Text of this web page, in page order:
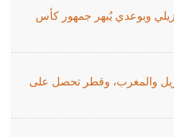
وبوعدي يُبهر جمهور كأس
والمغرب، وقطر تحصل على